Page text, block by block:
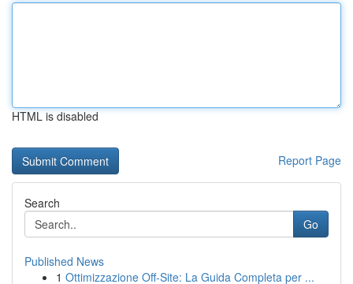
HTML is disabled
Report Page
Search
Go
Published News
1 Ottimizzazione Off-Site: La Guida Completa per ...